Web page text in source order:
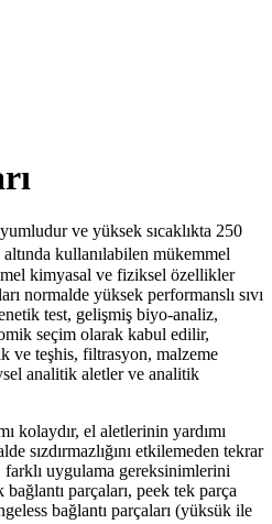
ve yüksek sıcaklıkta 250
kullanılabilen mükemmel
kimyasal ve fiziksel özellikler
normalde yüksek performanslı sıvı
test, gelişmiş biyo-analiz,
seçim olarak kabul edilir,
teşhis, filtrasyon, malzeme
analitik aletler ve analitik
kolaydır, el aletlerinin yardımı
sızdırmazlığını etkilemeden tekrar
farklı uygulama gereksinimlerini
parçaları, peek tek parça
bağlantı parçaları (yüksük ile